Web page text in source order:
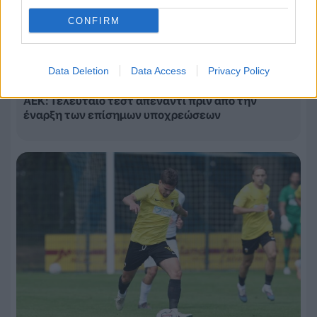
CONFIRM
Data Deletion Data Access Privacy Policy
08.08.2026, 00:15
ΑΕΚ: Τελευταίο τεστ απέναντι πριν από την
έναρξη των επίσημων υποχρεώσεων